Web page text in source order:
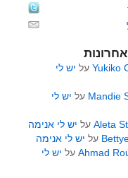
Yukikoעל יש לי
Mandie על יש לי
Aletaעל יש לי אנימה
על יש לי אנימה
Ahmadעל יש לי